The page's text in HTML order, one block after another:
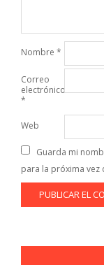
Nombre *
Correo
electrónico
*
Web
Guarda mi
para la próxima vez